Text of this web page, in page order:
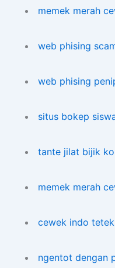
memek merah
web phising
web phising
situs bokep
tante jilat bijik
memek merah
cewek indo
ngentot dengan